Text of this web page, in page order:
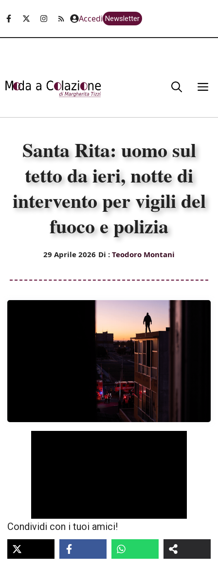
Accedi Newsletter
Santa Rita: uomo sul
tetto da ieri, notte di
intervento per vigili del
fuoco e polizia
29 Aprile 2026 Di : Teodoro Montani
Condividi con i tuoi amici!